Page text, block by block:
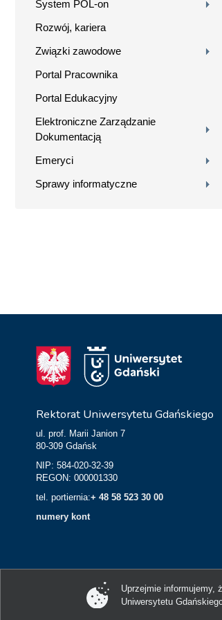
System POL-on
Rozwój, kariera
Związki zawodowe
Portal Pracownika
Portal Edukacyjny
Elektroniczne Zarządzanie
Dokumentacją
Emeryci
Sprawy informatyczne
Rektorat Uniwersytetu Gdańskiego
ul. prof. Marii Janion 7
80-309 Gdańsk
NIP: 584-020-32-39
REGON: 000001330
tel. portiernia:+ 48 58 523 30 00
numery kont
Uprzejmie informujemy,
Uniwersytetu